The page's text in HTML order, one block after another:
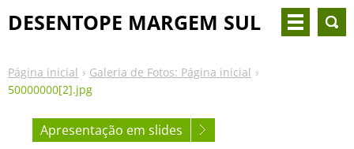
DESENTOPE MARGEM SUL
Página inicial
Galeria de Fotos: Página inicial
50000000[2].jpg
Apresentação em slides